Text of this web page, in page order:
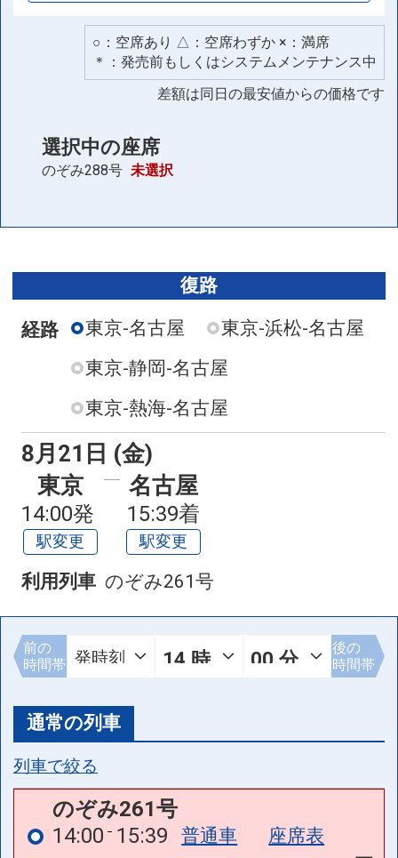
○：空席あり △：空席わずか ×：満席
＊：発売前もしくはシステムメンテナンス中
差額は同日の最安値からの価格です
選択中の座席
のぞみ288号 未選択
復路
経路 東京-名古屋
東京-浜松-名古屋
東京-静岡-名古屋
東京-熱海-名古屋
8月21日 (金)
東京
14:00発
駅変更
名古屋
15:39着
駅変更
利用列車 のぞみ261号
前の
時間帯
後の
時間帯
通常の列車
列車で絞る
のぞみ261号
14:00 15:39 普通車 座席表